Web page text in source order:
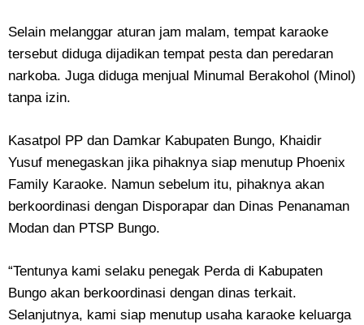
Selain melanggar aturan jam malam, tempat karaoke
tersebut diduga dijadikan tempat pesta dan peredaran
narkoba. Juga diduga menjual Minumal Berakohol (Minol)
tanpa izin.
Kasatpol PP dan Damkar Kabupaten Bungo, Khaidir
Yusuf menegaskan jika pihaknya siap menutup Phoenix
Family Karaoke. Namun sebelum itu, pihaknya akan
berkoordinasi dengan Disporapar dan Dinas Penanaman
Modan dan PTSP Bungo.
“Tentunya kami selaku penegak Perda di Kabupaten
Bungo akan berkoordinasi dengan dinas terkait.
Selanjutnya, kami siap menutup usaha karaoke keluarga